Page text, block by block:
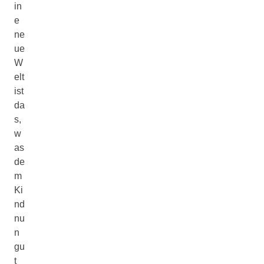
in
e
ne
ue
W
elt
ist
da
s,
w
as
de
m
Ki
nd
nu
n
gu
t